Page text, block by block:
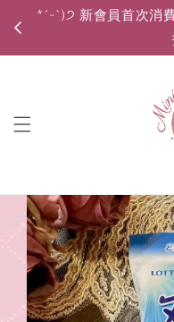
*ˊᵕˋ)੭ 新會員首次消